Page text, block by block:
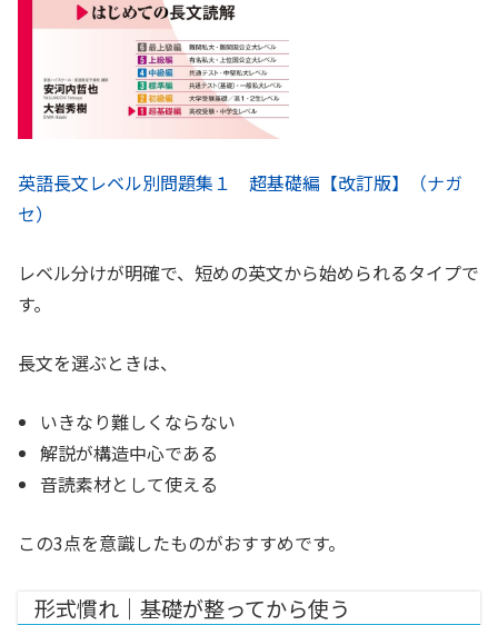
英語長文レベル別問題集１ 超基礎編【改訂版】（ナガ
セ）
レベル分けが明確で、短めの英文から始められるタイプで
す。
長文を選ぶときは、
いきなり難しくならない
解説が構造中心である
音読素材として使える
この3点を意識したものがおすすめです。
形式慣れ｜基礎が整ってから使う